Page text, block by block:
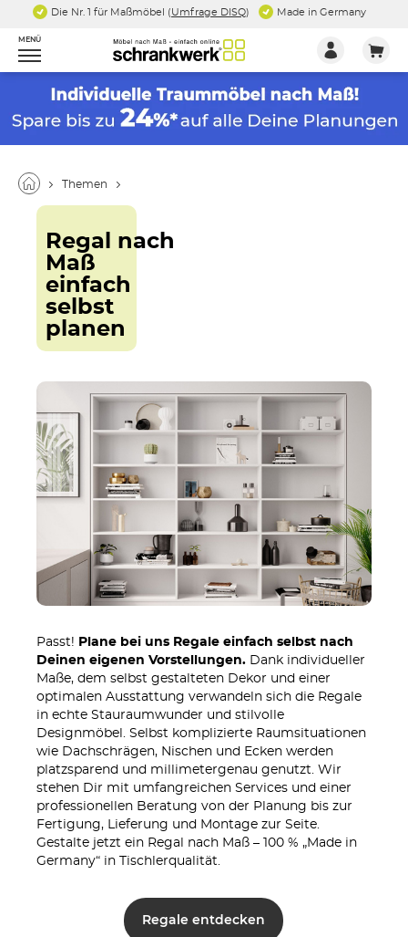
Die Nr. 1 für Maßmöbel (Umfrage DISQ) Made in Germany
MENÜ
Themen
Regal nach
Maß
einfach
selbst
planen
Passt! Plane bei uns Regale einfach selbst nach
Deinen eigenen Vorstellungen. Dank individueller
Maße, dem selbst gestalteten Dekor und einer
optimalen Ausstattung verwandeln sich die Regale
in echte Stauraumwunder und stilvolle
Designmöbel. Selbst komplizierte Raumsituationen
wie Dachschrägen, Nischen und Ecken werden
platzsparend und millimetergenau genutzt. Wir
stehen Dir mit umfangreichen Services und einer
professionellen Beratung von der Planung bis zur
Fertigung, Lieferung und Montage zur Seite.
Gestalte jetzt ein Regal nach Maß – 100 % „Made in
Germany“ in Tischlerqualität.
Regale entdecken